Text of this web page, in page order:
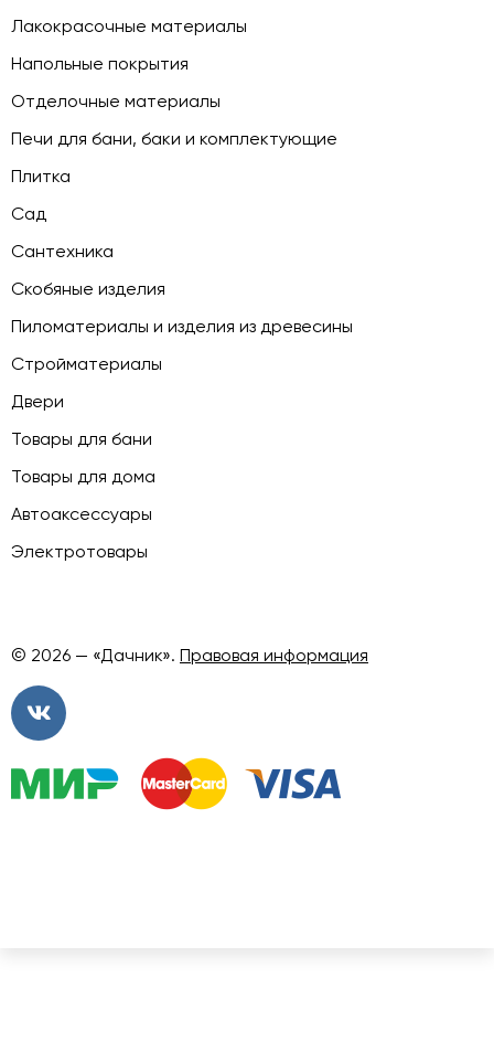
Лакокрасочные материалы
Напольные покрытия
Отделочные материалы
Печи для бани, баки и комплектующие
Плитка
Сад
Сантехника
Скобяные изделия
Пиломатериалы и изделия из древесины
Стройматериалы
Двери
Товары для бани
Товары для дома
Автоаксессуары
Электротовары
© 2026 — «Дачник». Правовая информация